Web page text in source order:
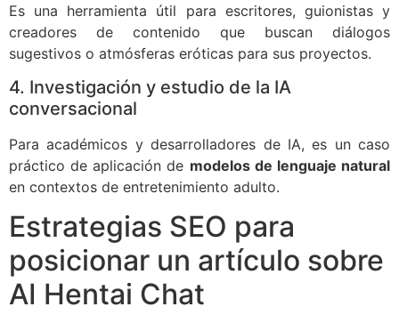
Es una herramienta útil para escritores, guionistas y
creadores de contenido que buscan diálogos
sugestivos o atmósferas eróticas para sus proyectos.
4. Investigación y estudio de la IA
conversacional
Para académicos y desarrolladores de IA, es un caso
práctico de aplicación de modelos de lenguaje natural
en contextos de entretenimiento adulto.
Estrategias SEO para
posicionar un artículo sobre
AI Hentai Chat